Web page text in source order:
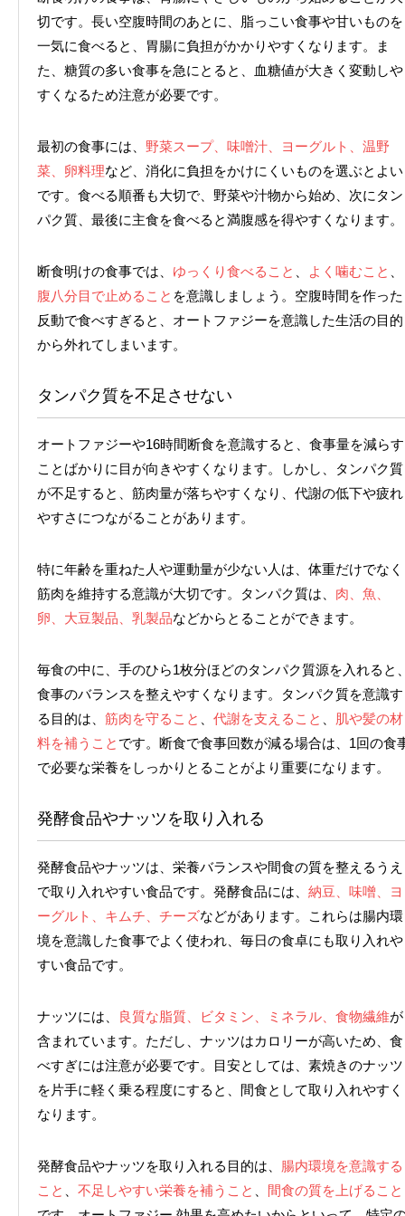
切です。長い空腹時間のあとに、脂っこい食事や甘いものを
一気に食べると、胃腸に負担がかかりやすくなります。ま
た、糖質の多い食事を急にとると、血糖値が大きく変動しや
すくなるため注意が必要です。
最初の食事には、 野菜スープ、味噌汁、ヨーグルト、温野
菜、卵料理など、消化に負担をかけにくいものを選ぶとよい
です。食べる順番も大切で、野菜や汁物から始め、次にタン
パク質、最後に主食を食べると満腹感を得やすくなります。
断食明けの食事では、 ゆっくり食べること よく噛むこと
腹八分目で止めること を意識しましょう。空腹時間を作った
反動で食べすぎると、オートファジーを意識した生活の目的
から外れてしまいます。
タンパク質を不足させない
オートファジーや16時間断食を意識すると、食事量を減らす
ことばかりに目が向きやすくなります。しかし、タンパク質
が不足すると、筋肉量が落ちやすくなり、代謝の低下や疲れ
やすさにつながることがあります。
特に年齢を重ねた人や運動量が少ない人は、体重だけでなく
筋肉を維持する意識が大切です。タンパク質は、 肉、魚、
卵、大豆製品、乳製品などからとることができます。
毎食の中に、手のひら1枚分ほどのタンパク質源を入れると
食事のバランスを整えやすくなります。タンパク質を意識す
る目的は、 筋肉を守ること 代謝を支えること
肌や髪の材
料を補うこと です。断食で食事回数が減る場合は、1回の食
で必要な栄養をしっかりとることがより重要になります。
発酵食品やナッツを取り入れる
発酵食品やナッツは、栄養バランスや間食の質を整えるうえ
で取り入れやすい食品です。発酵食品には、 納豆、味噌、ヨ
ーグルト、キムチ、チーズなどがあります。これらは腸内環
境を意識した食事でよく使われ、毎日の食卓にも取り入れや
すい食品です。
ナッツには、 良質な脂質、ビタミン、ミネラル、食物繊維が
含まれています。ただし、ナッツはカロリーが高いため、食
べすぎには注意が必要です。目安としては、素焼きのナッツ
を片手に軽く乗る程度にすると、間食として取り入れやすく
なります。
発酵食品やナッツを取り入れる目的は、 腸内環境を意識する
こと
不足しやすい栄養を補うこと
間食の質を上げること